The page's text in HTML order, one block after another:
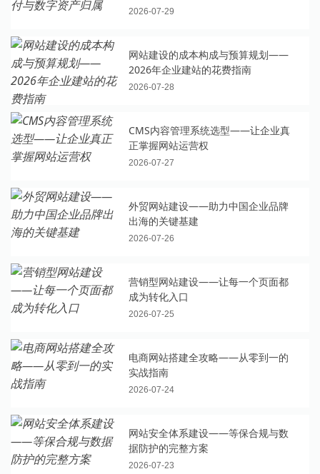
2026-07-29
网站建设的成本构成与预算规划——
2026年企业建站的花费指南
2026-07-28
CMS内容管理系统选型——让企业真
正掌握网站运营权
2026-07-27
外贸网站建设——助力中国企业品牌
出海的关键基建
2026-07-26
营销型网站建设——让每一个页面都
成为转化入口
2026-07-25
电商网站搭建全攻略——从零到一的
实战指南
2026-07-24
网站安全体系建设——等保合规与数
据防护的完整方案
2026-07-23